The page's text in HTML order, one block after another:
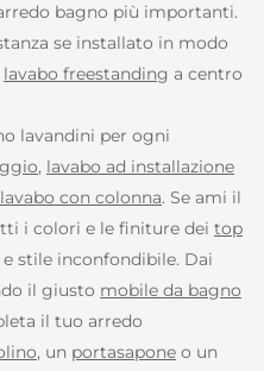
bagno più importanti.
se installato in modo
lavabo freestanding a centro
lavandini per ogni
, lavabo ad installazione
lavabo con colonna. Se ami il
i colori e le finiture dei top
e stile inconfondibile. Dai
il giusto mobile da bagno
il tuo arredo
, un portasapone o un